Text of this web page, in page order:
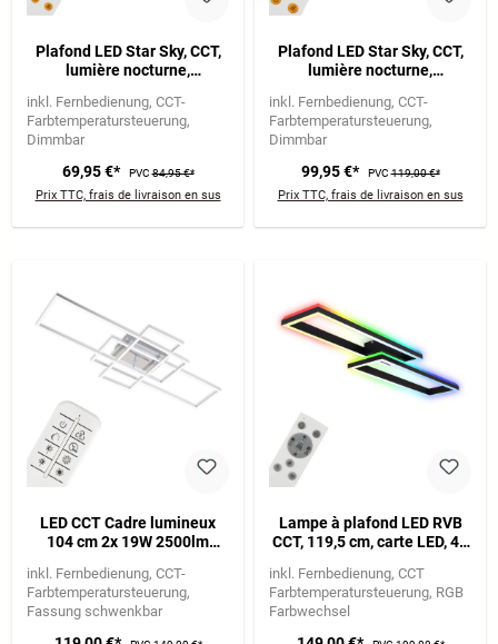
Plafond LED Star Sky, CCT,
lumière nocturne,
inkl. Fernbedienung CCT-
Farbtemperatursteuerung
Dimmbar
69,95 €* PVC84,95 €*
Prix TTC, frais de livraison en sus
Plafond LED Star Sky, CCT,
lumière nocturne,
inkl. Fernbedienung CCT-
Farbtemperatursteuerung
Dimmbar
99,95 €* PVC119,00 €*
Prix TTC, frais de livraison en sus
LED CCT Cadre lumineux
104 cm 2x 19W 2500lm
inkl. Fernbedienung CCT-
Farbtemperatursteuerung
Fassung schwenkbar
Lampe à plafond LED RVB
CCT, 119,5 cm, carte LED, 45
inkl. Fernbedienung CCT
Farbtemperatursteuerung RGB
Farbwechsel